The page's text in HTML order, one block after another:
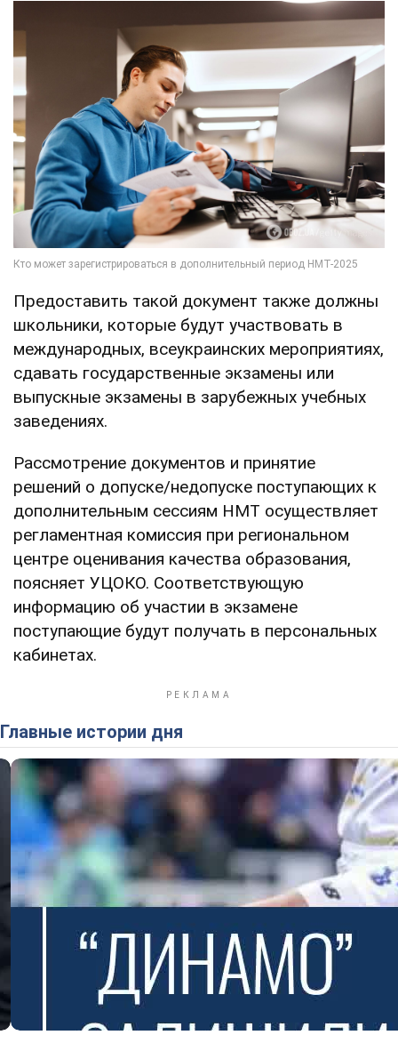
Предоставить такой документ также должны
школьники, которые будут участвовать в
международных, всеукраинских мероприятиях,
сдавать государственные экзамены или
выпускные экзамены в зарубежных учебных
заведениях.
Рассмотрение документов и принятие
решений о допуске/недопуске поступающих к
дополнительным сессиям НМТ осуществляет
регламентная комиссия при региональном
центре оценивания качества образования,
поясняет УЦОКО. Соответствующую
информацию об участии в экзамене
поступающие будут получать в персональных
кабинетах.
Главные истории дня